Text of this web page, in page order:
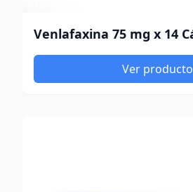
Ver producto